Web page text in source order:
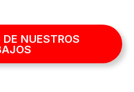
NUESTROS